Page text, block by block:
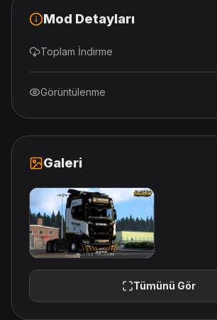
Mod Detayları
Toplam İndirme
Görüntülenme
Galeri
Tümünü Gör